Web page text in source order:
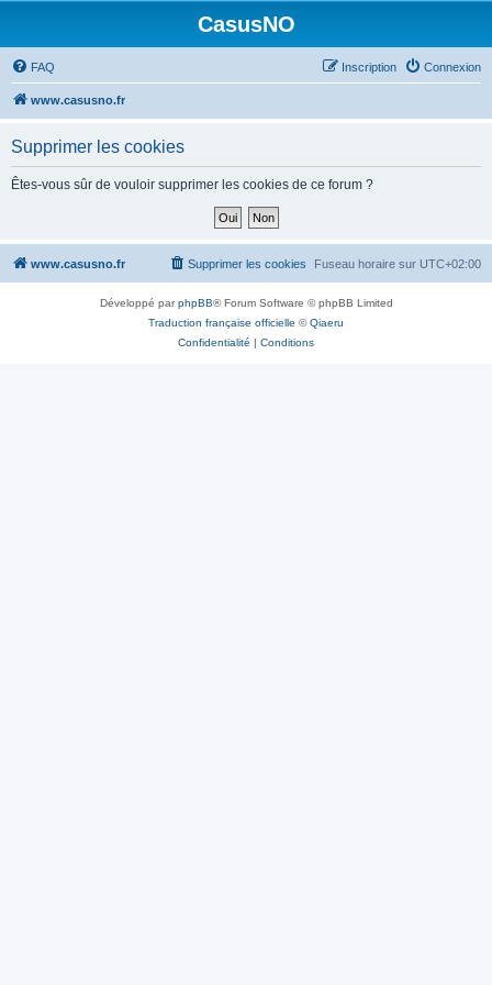
CasusNO
FAQ Connexion
Inscription
www.casusno.fr
Supprimer les cookies
Êtes-vous sûr de vouloir supprimer les cookies de ce forum ?
www.casusno.fr Fuseau horaire sur UTC+02:00
Supprimer les cookies
Développé parphpBB® Forum Software © phpBB Limited
Traduction française officielle ©Qiaeru
Confidentialité | Conditions